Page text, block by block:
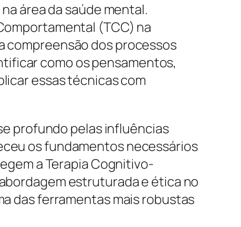
área da saúde mental.
(TCC) na
compreensão dos processos
como os pensamentos,
essas técnicas com
profundo pelas influências
os fundamentos necessários
a Terapia Cognitivo-
estruturada e ética no
das ferramentas mais robustas